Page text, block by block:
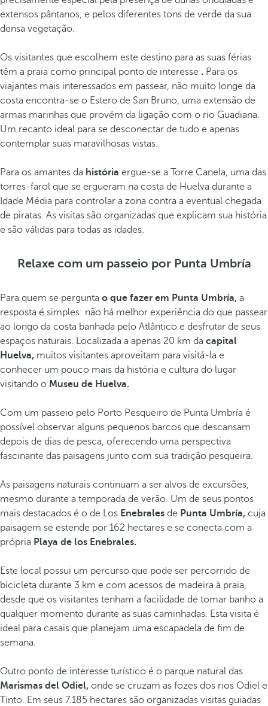
extensos pântanos, e pelos diferentes tons de verde da sua
densa vegetação.
Os visitantes que escolhem este destino para as suas férias
têm a praia como principal ponto de interesse . Para os
viajantes mais interessados em passear, não muito longe da
costa encontra-se o Estero de San Bruno, uma extensão de
armas marinhas que provém da ligação com o rio Guadiana.
Um recanto ideal para se desconectar de tudo e apenas
contemplar suas maravilhosas vistas.
Para os amantes da história ergue-se a Torre Canela, uma das
torres-farol que se ergueram na costa de Huelva durante a
Idade Média para controlar a zona contra a eventual chegada
de piratas. As visitas são organizadas que explicam sua história
e são válidas para todas as idades.
Relaxe com um passeio por Punta Umbría
Para quem se pergunta o que fazer em Punta Umbría, a
resposta é simples: não há melhor experiência do que passear
ao longo da costa banhada pelo Atlântico e desfrutar de seus
espaços naturais. Localizada a apenas 20 km da capital
Huelva, muitos visitantes aproveitam para visitá-la e
conhecer um pouco mais da história e cultura do lugar
visitando o Museu de Huelva.
Com um passeio pelo Porto Pesqueiro de Punta Umbría é
possível observar alguns pequenos barcos que descansam
depois de dias de pesca, oferecendo uma perspectiva
fascinante das paisagens junto com sua tradição pesqueira.
As paisagens naturais continuam a ser alvos de excursões,
mesmo durante a temporada de verão. Um de seus pontos
mais destacados é o de Los Enebrales de Punta Umbría, cuja
paisagem se estende por 162 hectares e se conecta com a
própria Playa de los Enebrales.
Este local possui um percurso que pode ser percorrido de
bicicleta durante 3 km e com acessos de madeira à praia,
desde que os visitantes tenham a facilidade de tomar banho a
qualquer momento durante as suas caminhadas. Esta visita é
ideal para casais que planejam uma escapadela de fim de
semana.
Outro ponto de interesse turístico é o parque natural das
Marismas del Odiel, onde se cruzam as fozes dos rios Odiel e
Tinto. Em seus 7.185 hectares são organizadas visitas guiadas